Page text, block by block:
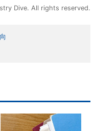
Dive. All rights reserved.